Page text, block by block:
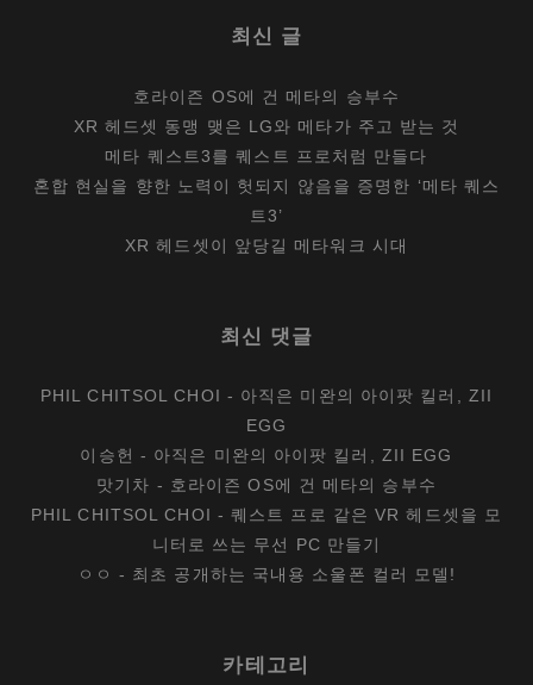
최신 글
호라이즌 OS에 건 메타의 승부수
XR 헤드셋 동맹 맺은 LG와 메타가 주고 받는 것
메타 퀘스트3를 퀘스트 프로처럼 만들다
혼합 현실을 향한 노력이 헛되지 않음을 증명한 ‘메타 퀘스
트3’
XR 헤드셋이 앞당길 메타워크 시대
최신 댓글
PHIL CHITSOL CHOI - 아직은 미완의 아이팟 킬러, ZII
EGG
이승헌 - 아직은 미완의 아이팟 킬러, ZII EGG
맛기차 - 호라이즌 OS에 건 메타의 승부수
PHIL CHITSOL CHOI -퀘스트 프로 같은 VR 헤드셋을 모
니터로 쓰는 무선 PC 만들기
ㅇㅇ - 최초 공개하는 국내용 소울폰 컬러 모델!
카테고리